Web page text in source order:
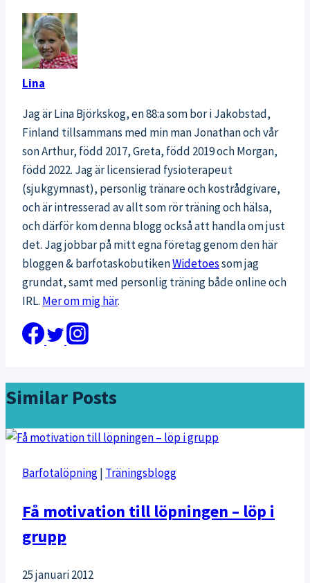
Lina
Jag är Lina Björkskog, en 88:a som bor i Jakobstad,
Finland tillsammans med min man Jonathan och vår
son Arthur, född 2017, Greta, född 2019 och Morgan,
född 2022. Jag är licensierad fysioterapeut
(sjukgymnast), personlig tränare och kostrådgivare,
och är intresserad av allt som rör träning och hälsa,
och därför kom denna blogg också att handla om just
det. Jag jobbar på mitt egna företag genom den här
bloggen & barfotaskobutikenWidetoessom jag
grundat, samt med personlig träning både online och
IRL. Mer om mig här.
Similar Posts
Barfotalöpning| Träningsblogg
Få motivation till löpningen – löp i
grupp
25 januari 2012